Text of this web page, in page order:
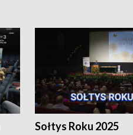
Sołtys Roku 2025